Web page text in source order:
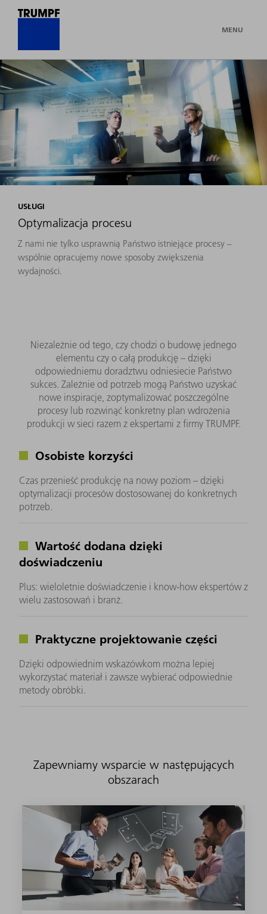
MENU
USŁUGI
Optymalizacja procesu
Z nami nie tylko usprawnią Państwo istniejące procesy –
wspólnie opracujemy nowe sposoby zwiększenia
wydajności.
Niezależnie od tego, czy chodzi o budowę jednego
elementu czy o całą produkcję – dzięki
odpowiedniemu doradztwu odniesiecie Państwo
sukces. Zależnie od potrzeb mogą Państwo uzyskać
nowe inspiracje, zoptymalizować poszczególne
procesy lub rozwinąć konkretny plan wdrożenia
produkcji w sieci razem z ekspertami z firmy TRUMPF.
Osobiste korzyści
Czas przenieść produkcję na nowy poziom – dzięki
optymalizacji procesów dostosowanej do konkretnych
potrzeb.
Wartość dodana dzięki
doświadczeniu
Plus: wieloletnie doświadczenie i know-how ekspertów z
wielu zastosowań i branż.
Praktyczne projektowanie części
Dzięki odpowiednim wskazówkom można lepiej
wykorzystać materiał i zawsze wybierać odpowiednie
metody obróbki.
Zapewniamy wsparcie w następujących
obszarach